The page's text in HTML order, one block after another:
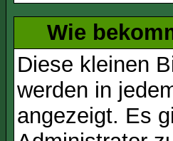
Wie
Diese kleinen
werden in
angezeigt. Es